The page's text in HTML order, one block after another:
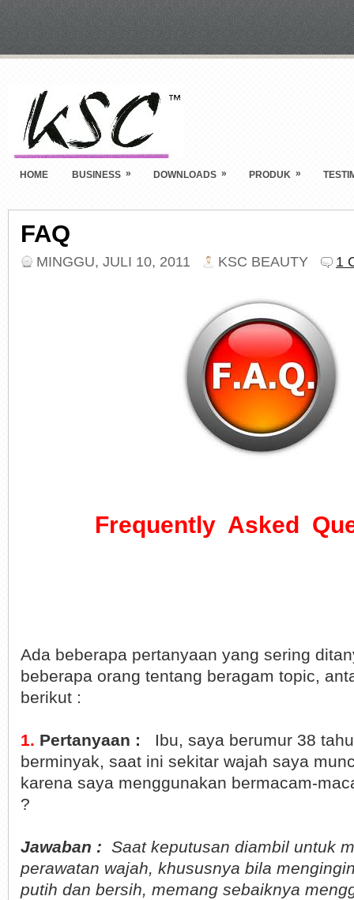
HOME BUSINESS » DOWNLOADS » PRODUK »
FAQ
MINGGU, JULI 10, 2011 KSC BEAUTY 1
Frequently Asked
Ada beberapa pertanyaan yang sering
beberapa orang tentang beragam topic,
berikut :
1. Pertanyaan : Ibu, saya berumur 38
berminyak, saat ini sekitar wajah saya
karena saya menggunakan bermacam-
?
Jawaban : Saat keputusan diambil untuk
perawatan wajah, khususnya bila
putih dan bersih, memang sebaiknya